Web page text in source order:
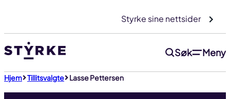
innhold
Styrke sine nettsider
Søk Meny
Hjem Tillitsvalgte Lasse Pettersen Til toppen